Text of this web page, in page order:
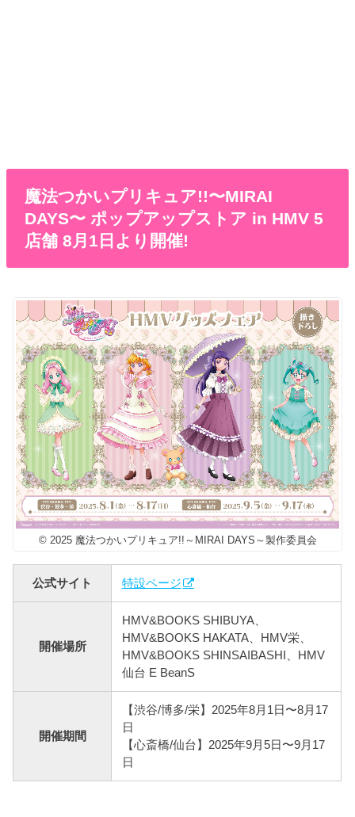
魔法つかいプリキュア!!〜MIRAI
DAYS〜 ポップアップストア in HMV 5
店舗 8月1日より開催!
© 2025 魔法つかいプリキュア!!～MIRAI DAYS～製作委員会
公式サイト 特設ページ
開催場所
HMV&BOOKS SHIBUYA、
HMV&BOOKS HAKATA、HMV栄、
HMV&BOOKS SHINSAIBASHI、HMV
仙台 E BeanS
開催期間
【渋谷/博多/栄】2025年8月1日〜8月17
日
【心斎橋/仙台】2025年9月5日〜9月17
日